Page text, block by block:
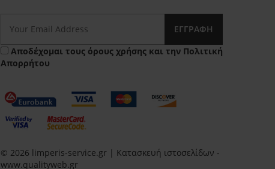
ΕΓΓΡΑΦΉ
Αποδέχομαι τους όρους χρήσης και την Πολιτική
Απορρήτου
© 2026 limperis-service.gr | Κατασκευή ιστοσελίδων -
www.qualityweb.gr